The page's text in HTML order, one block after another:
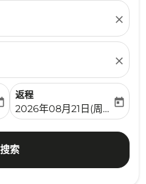
close
close
aria-label
返程
fc-booking-return-date-
2026年08月21日(周五)
today
搜索